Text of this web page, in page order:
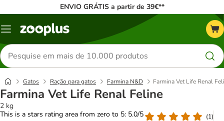
ENVIO GRÁTIS a partir de 39€**
Menu
Pesquisar
produtos
Gatos Ração para gatos Farmina N&D Farmina Vet Life Renal
Farmina Vet Life Renal Feline
2 kg
This is a stars rating area from zero to 5: 5.0/5
(1)